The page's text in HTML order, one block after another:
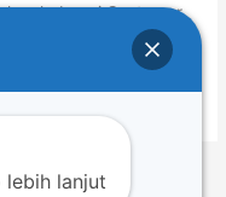
hubungi Customer
lanjut